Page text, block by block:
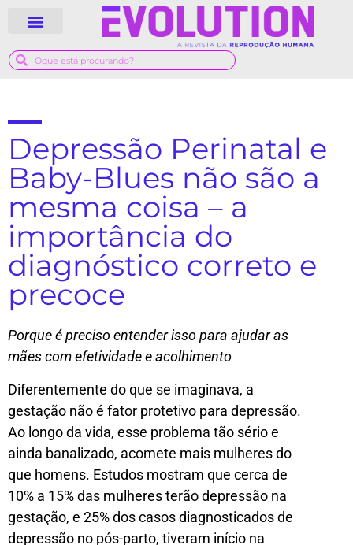
Depressão Perinatal e
Baby-Blues não são a
mesma coisa – a
importância do
diagnóstico correto e
precoce
Porque é preciso entender isso para ajudar as
mães com efetividade e acolhimento
Diferentemente do que se imaginava, a
gestação não é fator protetivo para depressão.
Ao longo da vida, esse problema tão sério e
ainda banalizado, acomete mais mulheres do
que homens. Estudos mostram que cerca de
10% a 15% das mulheres terão depressão na
gestação, e 25% dos casos diagnosticados de
depressão no pós-parto, tiveram início na